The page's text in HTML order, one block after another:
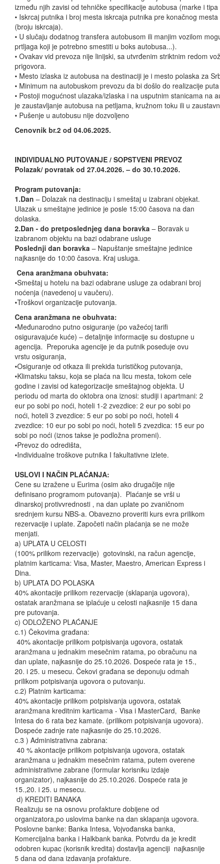
između njih zavisi od tehničke specifikacije autobusa (marke i
• Iskrcaj putnika i broj mesta iskrcaja putnika pre konačnog
(broju iskrcaja).
• U slučaju dodatnog transfera autobusom ili manjim vozilom
prtljaga koji je potrebno smestiti u boks autobusa...).
• Ovakav vid prevoza nije linijski, sa utvrđenim striktnim redom
prigovora.
• Mesto izlaska iz autobusa na destinaciji je i mesto polaska za
• Minimum na autobuskom prevozu da bi došlo do realizacije
• Postoji mogućnost ulazaka/izlaska i na usputnim stanicama
je zaustavljanje autobusa na petljama, kružnom toku ili u
• Pušenje u autobusu nije dozvoljeno
Cenovnik br.2 od 04.06.2025.
INDIVIDUALNO PUTOVANJE / SOPSTVENI PREVOZ
Polazak/ povratak od 27.04.2026. – do 30.10.2026.
Program putovanja:
1.Dan – Dolazak na destinaciju i smeštaj u izabrani objekat.
Ulazak u smeštajne jedinice je posle 15:00 časova na dan
dolaska.
2.Dan - do pretposlednjeg dana boravka – Boravak u
izabranom objektu na bazi odabrane usluge
Poslednji dan boravka – Napuštanje smeštajne jedinice
najkasnije do 10:00 časova. Kraj usluga.
Cena aranžmana obuhvata:
•Smeštaj u hotelu na bazi odabrane usluge za odabrani broj
noćenja (navedenoj u vaučeru).
•Troškovi organizacije putovanja.
Cena aranžmana ne obuhvata:
•Međunarodno putno osiguranje (po važećoj tarifi
osiguravajuće kuće) – detaljnije informacije su dostupne u
agencija. Preporuka agencije je da putnik poseduje ovu
vrstu osiguranja,
•Osiguranje od otkaza ili prekida turističkog putovanja,
•Klimatsku taksu, koja se plaća na licu mesta, tokom cele
godine i zavisi od kategorizacije smeštajnog objekta. U
periodu od marta do oktobra ona iznosi: studiji i apartmani: 2
eur po sobi po noći, hoteli 1-2 zvezdice: 2 eur po sobi po
noći, hoteli 3 zvezdice: 5 eur po sobi po noći, hoteli 4
zvezdice: 10 eur po sobi po noći, hoteli 5 zvezdica: 15 eur po
sobi po noći (iznos takse je podložna promeni).
•Prevoz do odredišta,
•Individualne troškove putnika I fakultativne izlete.
USLOVI I NAČIN PLAĆANJA:
Cene su izražene u Eurima (osim ako drugačije nije
definisano programom putovanja). Plaćanje se vrši u
dinarskoj protivvrednosti , na dan uplate po zvaničnom
srednjem kursu NBS-a. Obavezno proveriti kurs evra prilikom
rezervacije i uplate. Započeti način plaćanja se ne može
menjati.
a) UPLATA U CELOSTI
(100% prilikom rezervacije) gotovinski, na račun agencije,
platnim karticama: Visa, Master, Maestro, American Express i
Dina.
b) UPLATA DO POLASKA
40% akontacije prilikom rezervacije (sklapanja ugovora),
ostatak aranžmana se iplaćuje u celosti najkasnije 15 dana
pre putovanja.
c) ODLOŽENO PLAĆANJE
c.1) Čekovima građana:
40% akontacije prilikom potpisivanja ugovora, ostatak
aranžmana u jednakim mesečnim ratama, po obračunu na
dan uplate, najkasnije do 25.10.2026. Dospeće rata je 15.,
20. i 25. u mesecu. Čekovi građana se deponuju odmah
prilikom potpisivanja ugovora o putovanju.
c.2) Platnim karticama:
40% akontacije prilikom potpisivanja ugovora, ostatak
aranžmana kreditnim karticama - Visa i MasterCard, Banke
Intesa do 6 rata bez kamate. (prilikom potpisivanja ugovora).
Dospeće zadnje rate najkasnije do 25.10.2026.
c.3 ) Administrativna zabrana:
40 % akontacije prilikom potpisivanja ugovora, ostatak
aranžmana u jednakim mesečnim ratama, putem overene
administrativne zabrane (formular korisniku izdaje
organizator), najkasnije do 25.10.2026. Dospeće rata je
15.,20. i 25. u mesecu.
d) KREDITI BANAKA
Realizuju se na osnovu profakture dobijene od
organizatora,po uslovima banke na dan sklapanja ugovora.
Poslovne banke: Banka Intesa, Vojvođanska banka,
Komercijalna banka i Halkbank banka. Potvrdu da je kredit
odobren kupac (korisnik kredita) dostavlja agenciji najkasnije
5 dana od dana izdavanja profakture.